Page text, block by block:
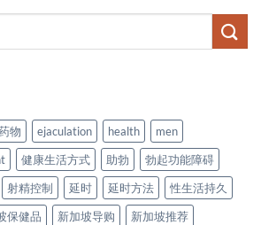
物 ejaculation health
men
健康生活方式 助勃
勃起功能障碍
射精控制 延时 延时方法
性生活持久
保健品 新加坡导购
新加坡推荐